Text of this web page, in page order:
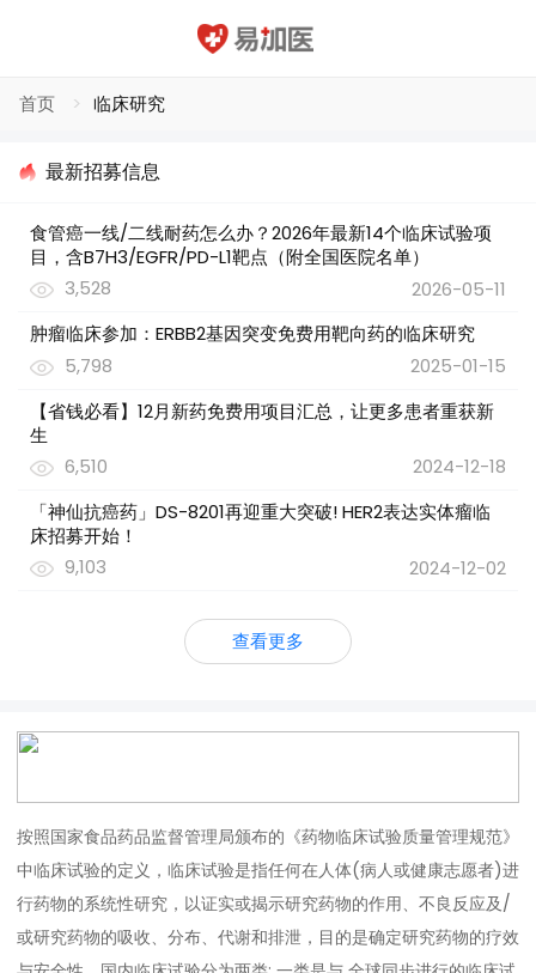
首页 临床研究
最新招募信息
食管癌一线/二线耐药怎么办？2026年最新14个临床试验项
目，含B7H3/EGFR/PD-L1靶点（附全国医院名单）
3,528
2026-05-11
肿瘤临床参加：ERBB2基因突变免费用靶向药的临床研究
5,798
2025-01-15
【省钱必看】12月新药免费用项目汇总，让更多患者重获新
生
6,510
2024-12-18
「神仙抗癌药」DS-8201再迎重大突破! HER2表达实体瘤临
床招募开始！
9,103
2024-12-02
查看更多
按照国家食品药品监督管理局颁布的《药物临床试验质量管理规范》
中临床试验的定义，临床试验是指任何在人体(病人或健康志愿者)进
行药物的系统性研究，以证实或揭示研究药物的作用、不良反应及/
或研究药物的吸收、分布、代谢和排泄，目的是确定研究药物的疗效